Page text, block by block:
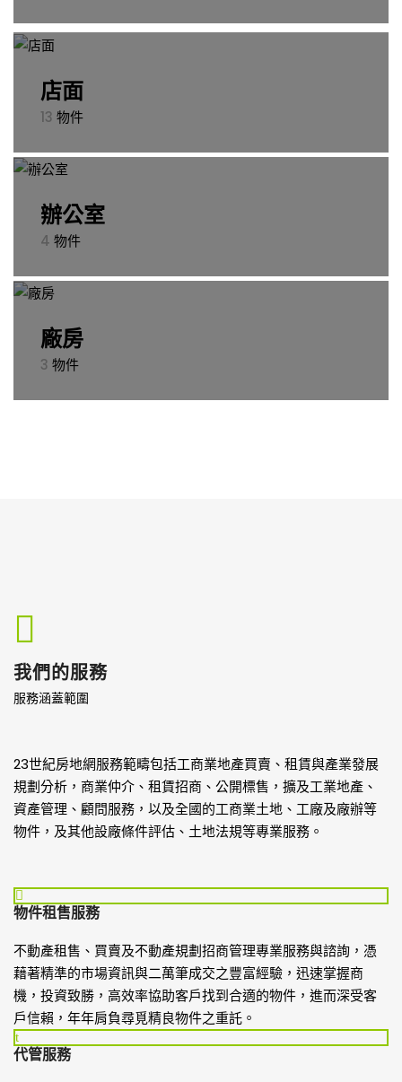
店面
13 物件
辦公室
4 物件
廠房
3 物件
我們的服務
服務涵蓋範圍
23世紀房地網服務範疇包括工商業地產買賣、租賃與產業發展
規劃分析，商業仲介、租賃招商、公開標售，擴及工業地產、
資產管理、顧問服務，以及全國的工商業土地、工廠及廠辦等
物件，及其他設廠條件評估、土地法規等專業服務。
物件租售服務
不動產租售、買賣及不動產規劃招商管理專業服務與諮詢，憑
藉著精準的市場資訊與二萬筆成交之豐富經驗，迅速掌握商
機，投資致勝，高效率協助客戶找到合適的物件，進而深受客
戶信賴，年年肩負尋覓精良物件之重託。
代管服務